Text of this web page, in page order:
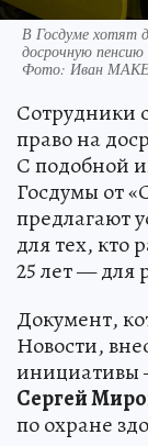
В Госдуме хотят
досрочную пенсию
Фото: Иван
Сотрудники
право на
С подобной
Госдумы от
предлагают
для тех, кто
25 лет — для
Документ,
Новости,
инициативы
Сергей
по охране